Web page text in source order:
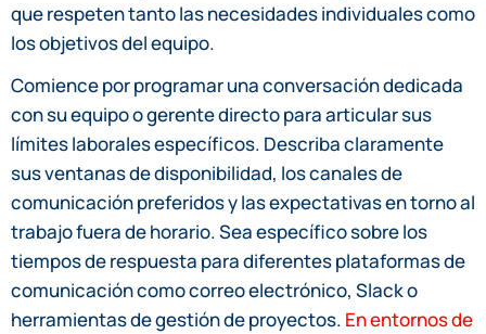
que respeten tanto las necesidades individuales como
los objetivos del equipo.
Comience por programar una conversación dedicada
con su equipo o gerente directo para articular sus
límites laborales específicos. Describa claramente
sus ventanas de disponibilidad, los canales de
comunicación preferidos y las expectativas en torno al
trabajo fuera de horario. Sea específico sobre los
tiempos de respuesta para diferentes plataformas de
comunicación como correo electrónico, Slack o
herramientas de gestión de proyectos. En entornos de